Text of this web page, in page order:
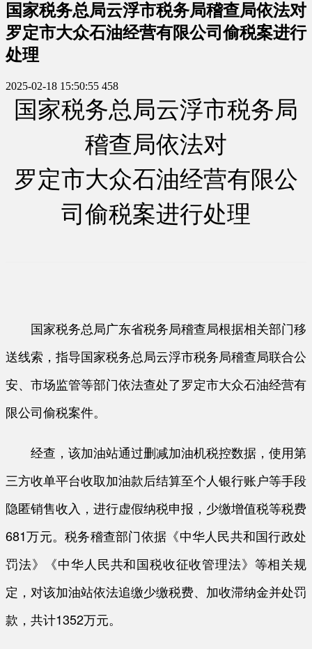
国家税务总局云浮市税务局稽查局依法对
罗定市大众石油经营有限公司偷税案进行
处理
2025-02-18 15:50:55 458
国家税务总局云浮市税务局
稽查局依法对
罗定市大众石油经营有限公
司偷税案进行处理
国家税务总局广东省税务局稽查局根据相关部门移
送线索，指导国家税务总局云浮市税务局稽查局联合公
安、市场监管等部门依法查处了罗定市大众石油经营有
限公司偷税案件。
经查，该加油站通过删减加油机税控数据，使用第
三方收单平台收取加油款后结算至个人银行账户等手段
隐匿销售收入，进行虚假纳税申报，少缴增值税等税费
681万元。税务稽查部门依据《中华人民共和国行政处
罚法》《中华人民共和国税收征收管理法》等相关规
定，对该加油站依法追缴少缴税费、加收滞纳金并处罚
款，共计1352万元。